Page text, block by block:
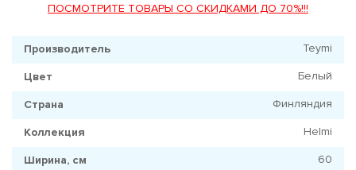
ПОСМОТРИТЕ ТОВАРЫ СО СКИДКАМИ ДО 70%!!!
Производитель Teymi
Цвет Белый
Страна Финляндия
Коллекция Helmi
Ширина, см 60